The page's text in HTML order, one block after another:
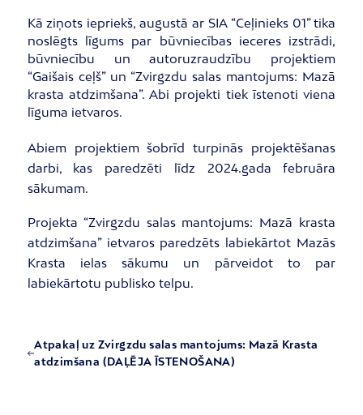
Kā ziņots iepriekš, augustā ar SIA “Ceļinieks 01” tika
noslēgts līgums par būvniecības ieceres izstrādi,
būvniecību un autoruzraudzību projektiem
“Gaišais ceļš” un “Zvirgzdu salas mantojums: Mazā
krasta atdzimšana”. Abi projekti tiek īstenoti viena
līguma ietvaros.
Abiem projektiem šobrīd turpinās projektēšanas
darbi, kas paredzēti līdz 2024.gada februāra
sākumam.
Projekta “Zvirgzdu salas mantojums: Mazā krasta
atdzimšana” ietvaros paredzēts labiekārtot Mazās
Krasta ielas sākumu un pārveidot to par
labiekārtotu publisko telpu.
Atpakaļ uz Zvirgzdu salas mantojums: Mazā Krasta
atdzimšana (DAĻĒJA ĪSTENOŠANA)